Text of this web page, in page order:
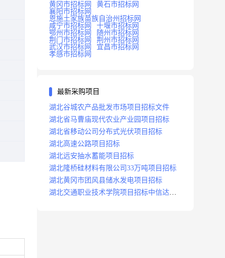
黄冈市招标网
黄石市招标网
襄阳市招标网
恩施土家族苗族自治州招标网
咸宁市招标网
十堰市招标网
鄂州市招标网
随州市招标网
荆门市招标网
荆州市招标网
武汉市招标网
宜昌市招标网
孝感市招标网
最新采购项目
湖北谷城农产品批发市场项目招标文件
湖北省马曹庙现代农业产业园项目招标
湖北省移动公司分布式光伏项目招标
湖北高速公路项目招标
湖北远安抽水蓄能项目招标
湖北隆桥硅材料有限公司33万吨项目招标
湖北黄冈市团风县储水发电项目招标
湖北交通职业技术学院项目招标中信达咨